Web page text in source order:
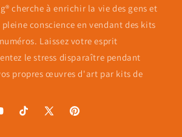
cherche à enrichir la vie des gens et
conscience en vendant des kits
Laissez votre esprit
le stress disparaître pendant
propres œuvres d'art par kits de
TikTok
X
Pinterest